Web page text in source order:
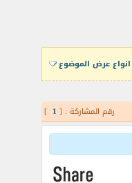
انواع عرض الموضوع
رقم المشاركة : [ 1
]